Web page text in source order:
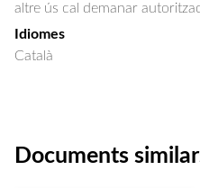
altre ús cal demanar
Idiomes
Català
Documents